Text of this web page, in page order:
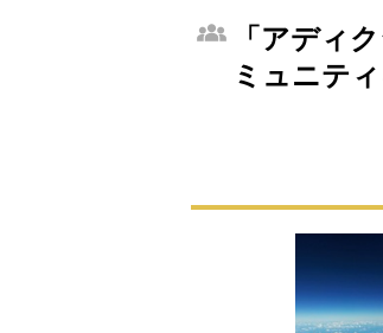
「アディ
ミュニテ